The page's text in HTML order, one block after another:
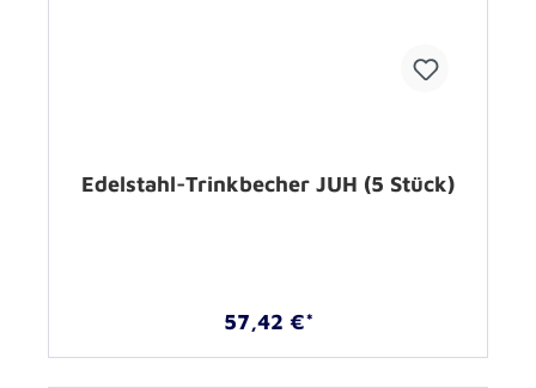
Edelstahl-Trinkbecher JUH (5 Stück)
57,42 €*